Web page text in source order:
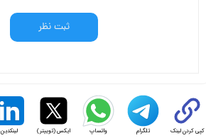
ثبت نظر
کپی کردن لینک تلگرام واتساپ ایکس (توییتر) لینکدین